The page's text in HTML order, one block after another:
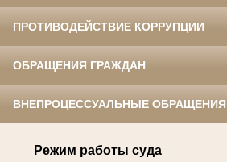
ПРОТИВОДЕЙСТВИЕ КОРРУПЦИИ
ОБРАЩЕНИЯ ГРАЖДАН
ВНЕПРОЦЕССУАЛЬНЫЕ ОБРАЩЕНИЯ
Режим работы суда